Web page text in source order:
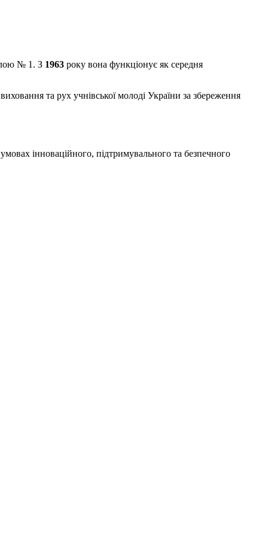
№ 1. З 1963 року вона функціонує як середня
та рух учнівської молоді України за збереження
інноваційного, підтримувального та безпечного